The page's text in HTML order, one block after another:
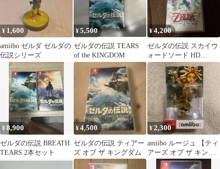
¥ 1,600
amiibo ゼルダ ゼルダの
伝説シリーズ
¥5,500
ゼルダの伝説 TEARS
of the KINGDOM
¥4,200
ゼルダの伝説 スカイウ
ォードソード HD
Nintendo Switch
¥8,900
ゼルダの伝説 BREATH
TEARS 2本セット
¥4,500
ゼルダの伝説 ティアー
ズ オブ ザ キングダム
¥2,300
amiibo ルージュ 【ティ
アーズ オブ ザ キング
ダム】ゼルダの伝説シ